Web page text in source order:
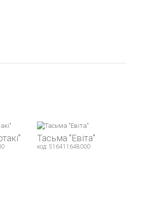
Тасьма "Евіта"
код: 516411648000